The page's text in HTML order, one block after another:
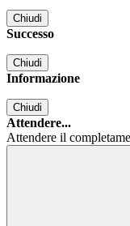
Chiudi
Successo
Chiudi
Informazione
Chiudi
Attendere...
Attendere il